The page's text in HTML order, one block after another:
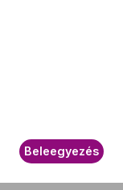
Beleegyezés